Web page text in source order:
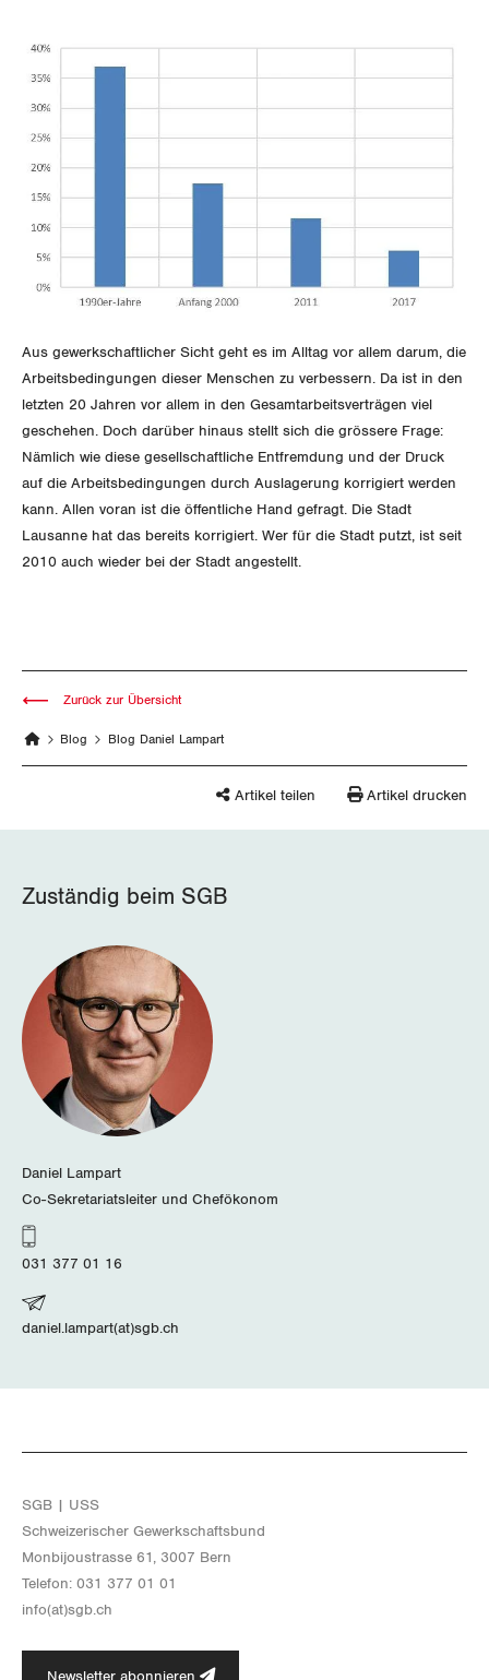
Aus gewerkschaftlicher Sicht geht es im Alltag vor allem darum, die
Arbeitsbedingungen dieser Menschen zu verbessern. Da ist in den
letzten 20 Jahren vor allem in den Gesamtarbeitsverträgen viel
geschehen. Doch darüber hinaus stellt sich die grössere Frage:
Nämlich wie diese gesellschaftliche Entfremdung und der Druck
auf die Arbeitsbedingungen durch Auslagerung korrigiert werden
kann. Allen voran ist die öffentliche Hand gefragt. Die Stadt
Lausanne hat das bereits korrigiert. Wer für die Stadt putzt, ist seit
2010 auch wieder bei der Stadt angestellt.
Blog Blog Daniel Lampart
Zurück zur Übersicht
Artikel teilen Artikel drucken
Zuständig beim SGB
Daniel Lampart
Co-Sekretariatsleiter und Chefökonom
031 377 01 16
daniel.lampart(at)sgb.ch
SGB | USS
Schwei­ze­ri­scher Ge­werk­schafts­bund
Mon­bi­joustras­se 61, 3007 Bern
Te­le­fon: 031 377 01 01
info(at)​sgb.​ch
Newsletter abonnieren